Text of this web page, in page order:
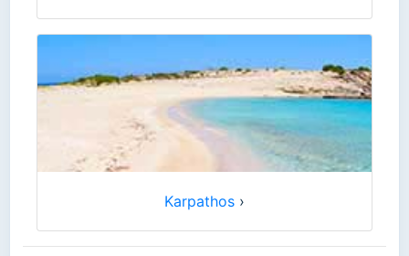
Karpathos ›